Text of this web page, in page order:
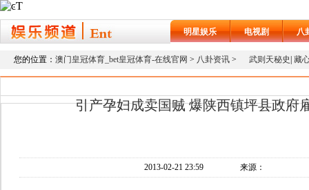
明星娱乐 电视剧 八
您的位置： 澳门皇冠体育_bet皇冠体育-在线官网 > 八卦资讯 > 武则天秘史 藏
引产孕妇成卖国贼 爆陕西镇坪县政府
2013-02-21 23:59 来源：